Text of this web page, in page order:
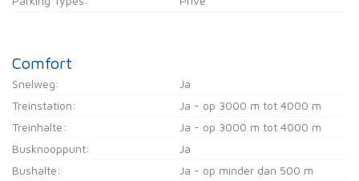
Comfort
Snelweg:
Ja
Treinstation:
Ja - op 3000 m tot 4000 m
Treinhalte:
Ja - op 3000 m tot 4000 m
Busknooppunt:
Ja
Bushalte:
Ja - op minder dan 500 m